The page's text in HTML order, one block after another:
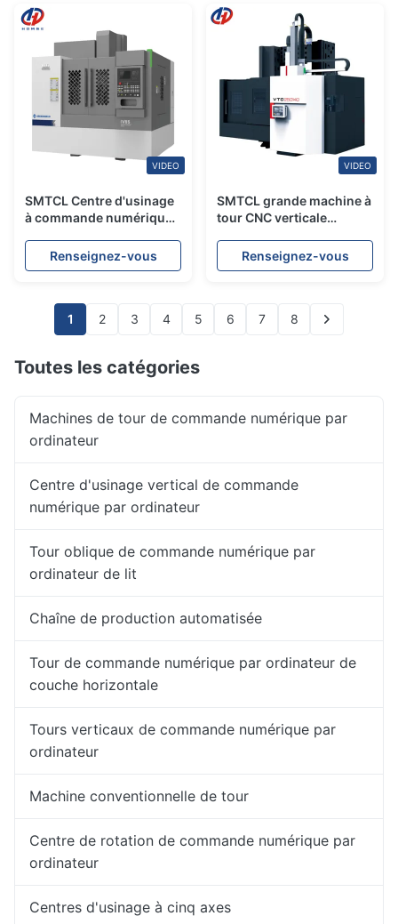
C5250T
VIDEO
SMTCL Centre d'usinage
à commande numérique
IV85 Centre d'usinage à
commande verticale GSK
Renseignez-vous
VIDEO
SMTCL grande machine à
tour CNC verticale
fraisage à tour lourd
Renseignez-vous
1 2 3 4 5 6 7 8
Toutes les catégories
Machines de tour de commande numérique par
ordinateur
Centre d'usinage vertical de commande
numérique par ordinateur
Tour oblique de commande numérique par
ordinateur de lit
Chaîne de production automatisée
Tour de commande numérique par ordinateur de
couche horizontale
Tours verticaux de commande numérique par
ordinateur
Machine conventionnelle de tour
Centre de rotation de commande numérique par
ordinateur
Centres d'usinage à cinq axes